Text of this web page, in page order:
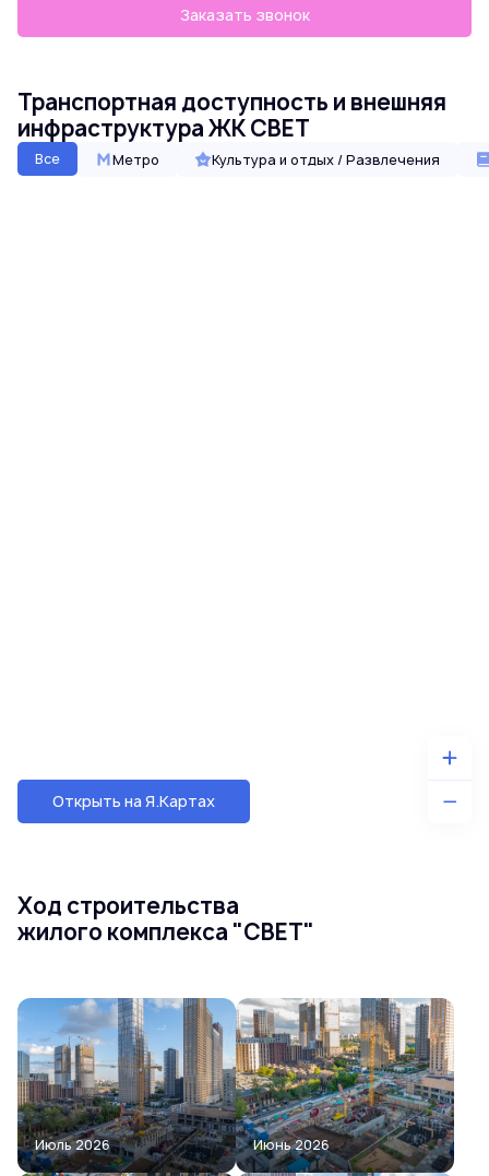
Заказать звонок
Транспортная доступность и внешняя
инфраструктура ЖК СВЕТ
Все Метро Культура и отдых / Развлечения
Открыть на Я.Картах
Ход строительства
жилого комплекса "СВЕТ"
Июль 2026 Июнь 2026